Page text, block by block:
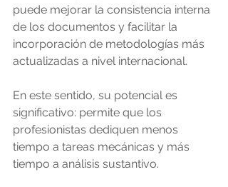
puede mejorar la consistencia interna
de los documentos y facilitar la
incorporación de metodologías más
actualizadas a nivel internacional.
En este sentido, su potencial es
significativo: permite que los
profesionistas dediquen menos
tiempo a tareas mecánicas y más
tiempo a análisis sustantivo.